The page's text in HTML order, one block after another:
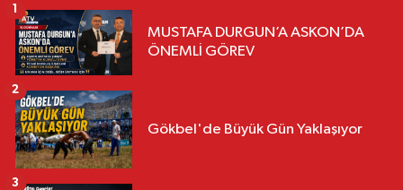
MUSTAFA DURGUN’A ASKON’DA
ÖNEMLİ GÖREV
1
Gökbel'de Büyük Gün Yaklaşıyor
2
3